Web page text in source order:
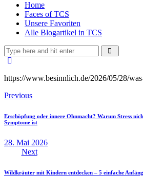
Home
Faces of TCS
Unsere Favoriten
Alle Blogartikel in TCS
https://www.besinnlich.de/2026/05/28/
Beitragsnavigation
Previous
Erschöpfung oder innere Ohnmacht? Warum Stress
Symptome ist
28. Mai 2026
Next
Wildkräuter mit Kindern entdecken – 5 einfache